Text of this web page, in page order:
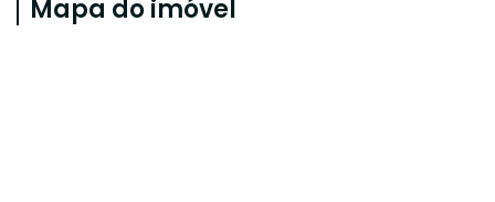
Mapa do imóvel